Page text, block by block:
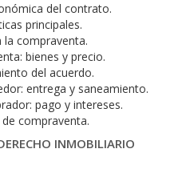
del contrato.
principales.
la compraventa.
bienes y precio.
del acuerdo.
entrega y saneamiento.
pago y intereses.
compraventa.
INMOBILIARIO